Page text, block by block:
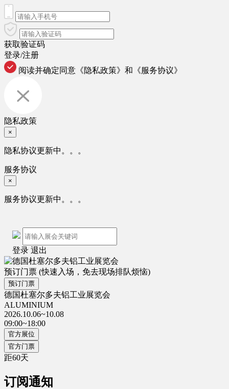
获取验证码
登录/注册
阅读并确定同意 《隐私政策》 和 《服务协议》
隐私政策
×
隐私协议更新中。。。
服务协议
×
服务协议更新中。。。
登录 退出
预订门票 (快速入场，免去现场排队烦恼)
预订门票
德国杜塞尔多夫铝工业展览会
ALUMINIUM
2026.10.06~10.08
09:00~18:00
官方展位
官方门票
距60天
订阅通知